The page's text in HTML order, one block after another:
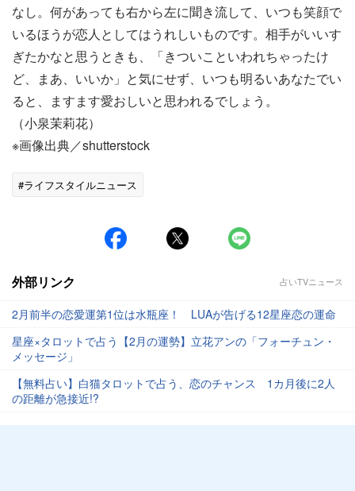
なし。何があっても右から左に聞き流して、いつも笑顔で
いるほうが恋人としてはうれしいものです。相手がいいす
ぎたかなと思うときも、「きついこといわれちゃったけ
ど、まあ、いいか」と気にせず、いつも明るいあなたでい
ると、ますます愛おしいと思われるでしょう。
（小泉茉莉花）
※画像出典／shutterstock
#ライフスタイルニュース
外部リンク 占いTVニュース
2月前半の恋愛運第1位は水瓶座！ LUAが告げる12星座恋の運命
星座×タロットで占う【2月の運勢】立花アンの「フォーチュン・
メッセージ」
【無料占い】白猫タロットで占う、恋のチャンス 1カ月後に2人
の距離が急接近!?